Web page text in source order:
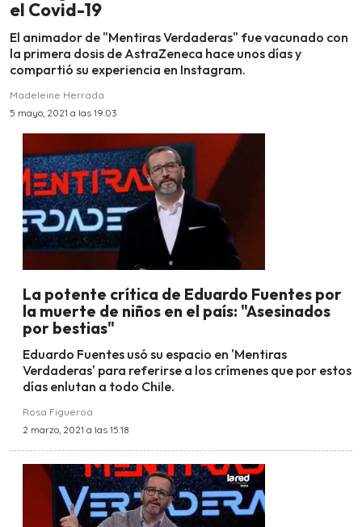
el Covid-19
El animador de "Mentiras Verdaderas" fue vacunado con
la primera dosis de AstraZeneca hace unos días y
compartió su experiencia en Instagram.
Madeleine Herrada
5 mayo, 2021 a las 19:03
La potente crítica de Eduardo Fuentes por
la muerte de niños en el país: "Asesinados
por bestias"
Eduardo Fuentes usó su espacio en 'Mentiras
Verdaderas' para referirse a los crímenes que por estos
días enlutan a todo Chile.
Rosa Figueroa
2 marzo, 2021 a las 15:18